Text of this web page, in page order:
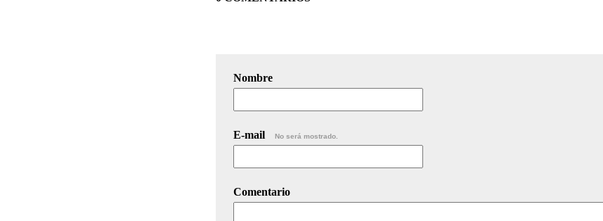
Nombre
E-mail No será mostrado.
Comentario